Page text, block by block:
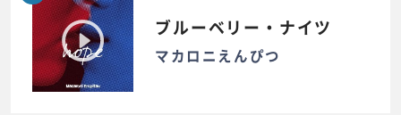
ブルーベリー・ナイツ
マカロニえんぴつ